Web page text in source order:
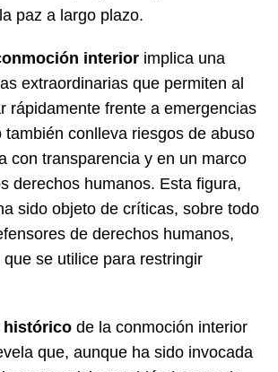
paz a largo plazo.
interior implica una
extraordinarias que permiten al
rápidamente frente a emergencias
también conlleva riesgos de abuso
con transparencia y en un marco
derechos humanos. Esta figura,
sido objeto de críticas, sobre todo
de derechos humanos,
se utilice para restringir
histórico de la conmoción interior
que, aunque ha sido invocada